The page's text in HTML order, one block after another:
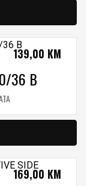
36 B
139,00 KM
169,00 KM